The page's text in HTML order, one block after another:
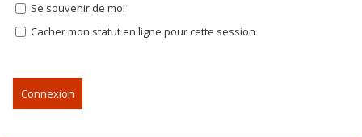
Se souvenir de moi
Cacher mon statut en ligne pour cette session